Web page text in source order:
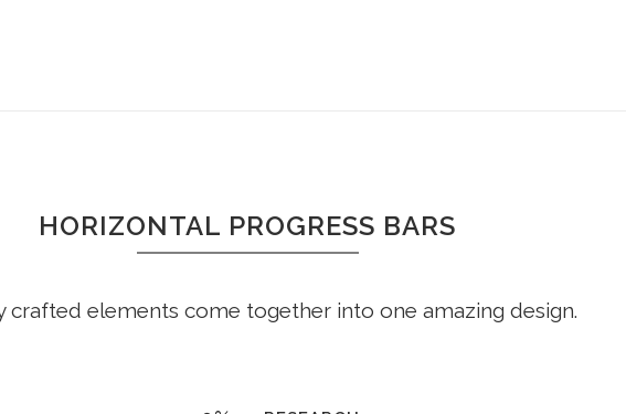
PROGRESS BARS
HORIZONTAL PROGRESS BARS
crafted elements come together into one amazing design.